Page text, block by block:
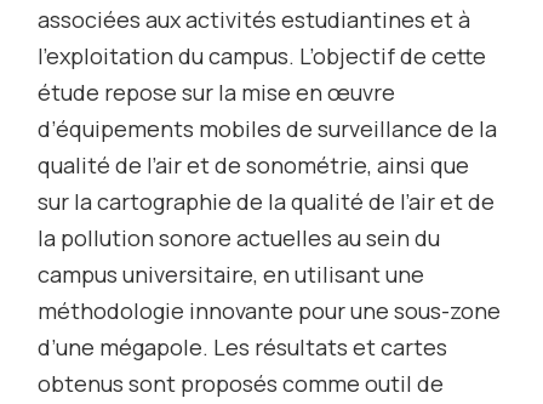
associées aux activités estudiantines et à
l’exploitation du campus. L’objectif de cette
étude repose sur la mise en œuvre
d’équipements mobiles de surveillance de la
qualité de l’air et de sonométrie, ainsi que
sur la cartographie de la qualité de l’air et de
la pollution sonore actuelles au sein du
campus universitaire, en utilisant une
méthodologie innovante pour une sous-zone
d’une mégapole. Les résultats et cartes
obtenus sont proposés comme outil de